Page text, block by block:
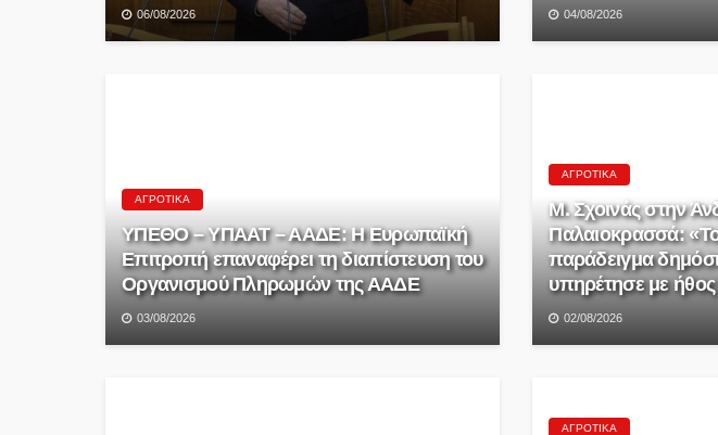
06/08/2026 04/08/2026
ΑΓΡΟΤΙΚΆ
ΥΠΕΘΟ – ΥΠΑΑΤ – ΑΑΔΕ: H Ευρωπαϊκή
Επιτροπή επαναφέρει τη διαπίστευση του
Οργανισμού Πληρωμών της ΑΑΔΕ
03/08/2026
ΑΓΡΟΤΙΚΆ
Μ. Σχοινάς στην
Παλαιοκρασσά:
παράδειγμα
υπηρέτησε με ήθος
02/08/2026
ΑΓΡΟΤΙΚΆ